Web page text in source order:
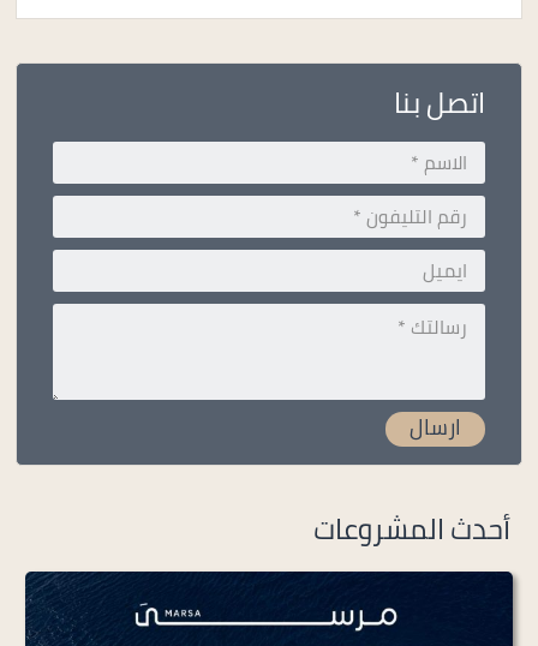
اتصل بنا
أحدث المشروعات